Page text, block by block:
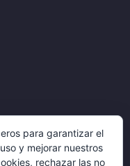
para garantizar el
y mejorar nuestros
rechazar las no